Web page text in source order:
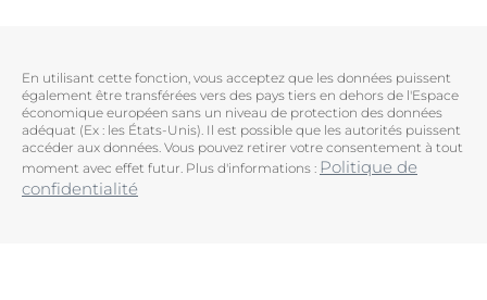
En utilisant cette fonction, vous acceptez que les données puissent
également être transférées vers des pays tiers en dehors de l'Espace
économique européen sans un niveau de protection des données
adéquat (Ex : les États-Unis). Il est possible que les autorités puissent
accéder aux données. Vous pouvez retirer votre consentement à tout
moment avec effet futur. Plus d'informations : Politique de
confidentialité